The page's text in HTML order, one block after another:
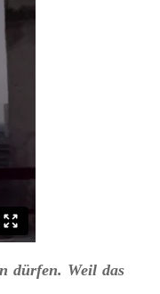
dürfen. Weil das